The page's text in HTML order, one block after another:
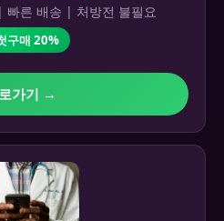
빠른 배송 | 처방전 불필요
구매 20%
가기 →